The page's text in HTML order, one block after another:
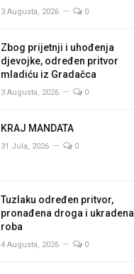
3 Augusta, 2026 0
Zbog prijetnji i uhođenja
djevojke, određen pritvor
mladiću iz Gradačca
3 Augusta, 2026 0
KRAJ MANDATA
31 Jula, 2026 0
Tuzlaku određen pritvor,
pronađena droga i ukradena
roba
4 Augusta, 2026 0